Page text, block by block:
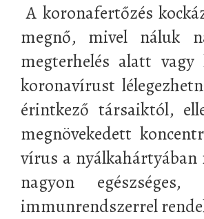
A koronafertőzés
megnő, mivel náluk
megterhelés alatt
koronavírust
érintkező társaiktól,
megnövekedett
vírus a nyálkahártyában
nagyon
immunrendszerrel